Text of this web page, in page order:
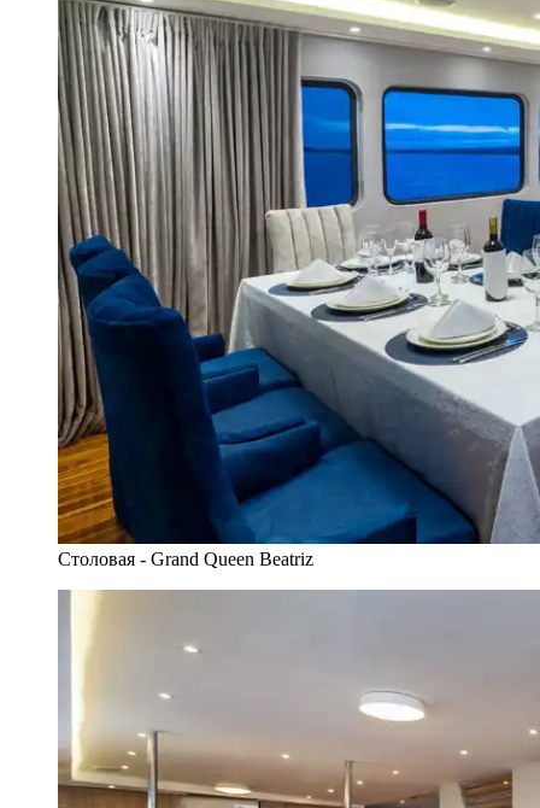
Столовая - Grand Queen Beatriz